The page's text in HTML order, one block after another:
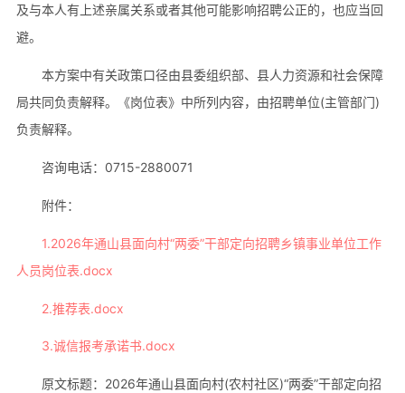
及与本人有上述亲属关系或者其他可能影响招聘公正的，也应当回
避。
本方案中有关政策口径由县委组织部、县人力资源和社会保障
局共同负责解释。《岗位表》中所列内容，由招聘单位(主管部门)
负责解释。
咨询电话：0715-2880071
附件：
1.2026年通山县面向村“两委”干部定向招聘乡镇事业单位工作
人员岗位表.docx
2.推荐表.docx
3.诚信报考承诺书.docx
原文标题：2026年通山县面向村(农村社区)“两委”干部定向招